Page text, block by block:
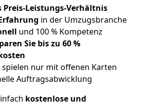
Preis-Leistungs-Verhältnis
in der Umzugsbranche
und 100 % Kompetenz
Sie bis zu 60 %
nur mit offenen Karten
Auftragsabwicklung
kostenlose und